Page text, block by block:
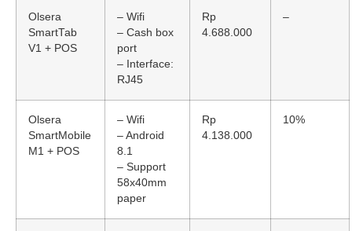
Olsera
SmartTab
V1 + POS
– Wifi
– Cash box
port
– Interface:
RJ45
Rp
4.688.000
–
Olsera
SmartMobile
M1 + POS
– Wifi
– Android
8.1
– Support
58x40mm
paper
Rp
4.138.000
10%